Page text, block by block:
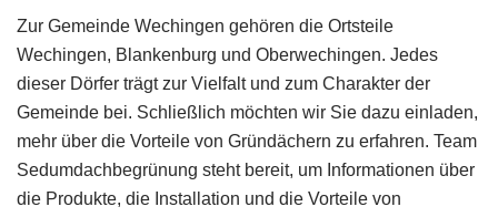
Zur Gemeinde Wechingen gehören die Ortsteile
Wechingen, Blankenburg und Oberwechingen. Jedes
dieser Dörfer trägt zur Vielfalt und zum Charakter der
Gemeinde bei. Schließlich möchten wir Sie dazu einladen,
mehr über die Vorteile von Gründächern zu erfahren. Team
Sedumdachbegrünung steht bereit, um Informationen über
die Produkte, die Installation und die Vorteile von